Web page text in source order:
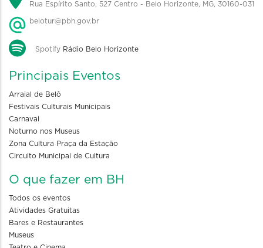
Rua Espírito Santo, 527 Centro - Belo Horizonte, MG, 30160-031
belotur@pbh.gov.br
Spotify Rádio Belo Horizonte
Principais Eventos
Arraial de Belô
Festivais Culturais Municipais
Carnaval
Noturno nos Museus
Zona Cultura Praça da Estação
Circuito Municipal de Cultura
O que fazer em BH
Todos os eventos
Atividades Gratuitas
Bares e Restaurantes
Museus